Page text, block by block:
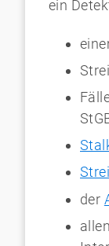
ein
der